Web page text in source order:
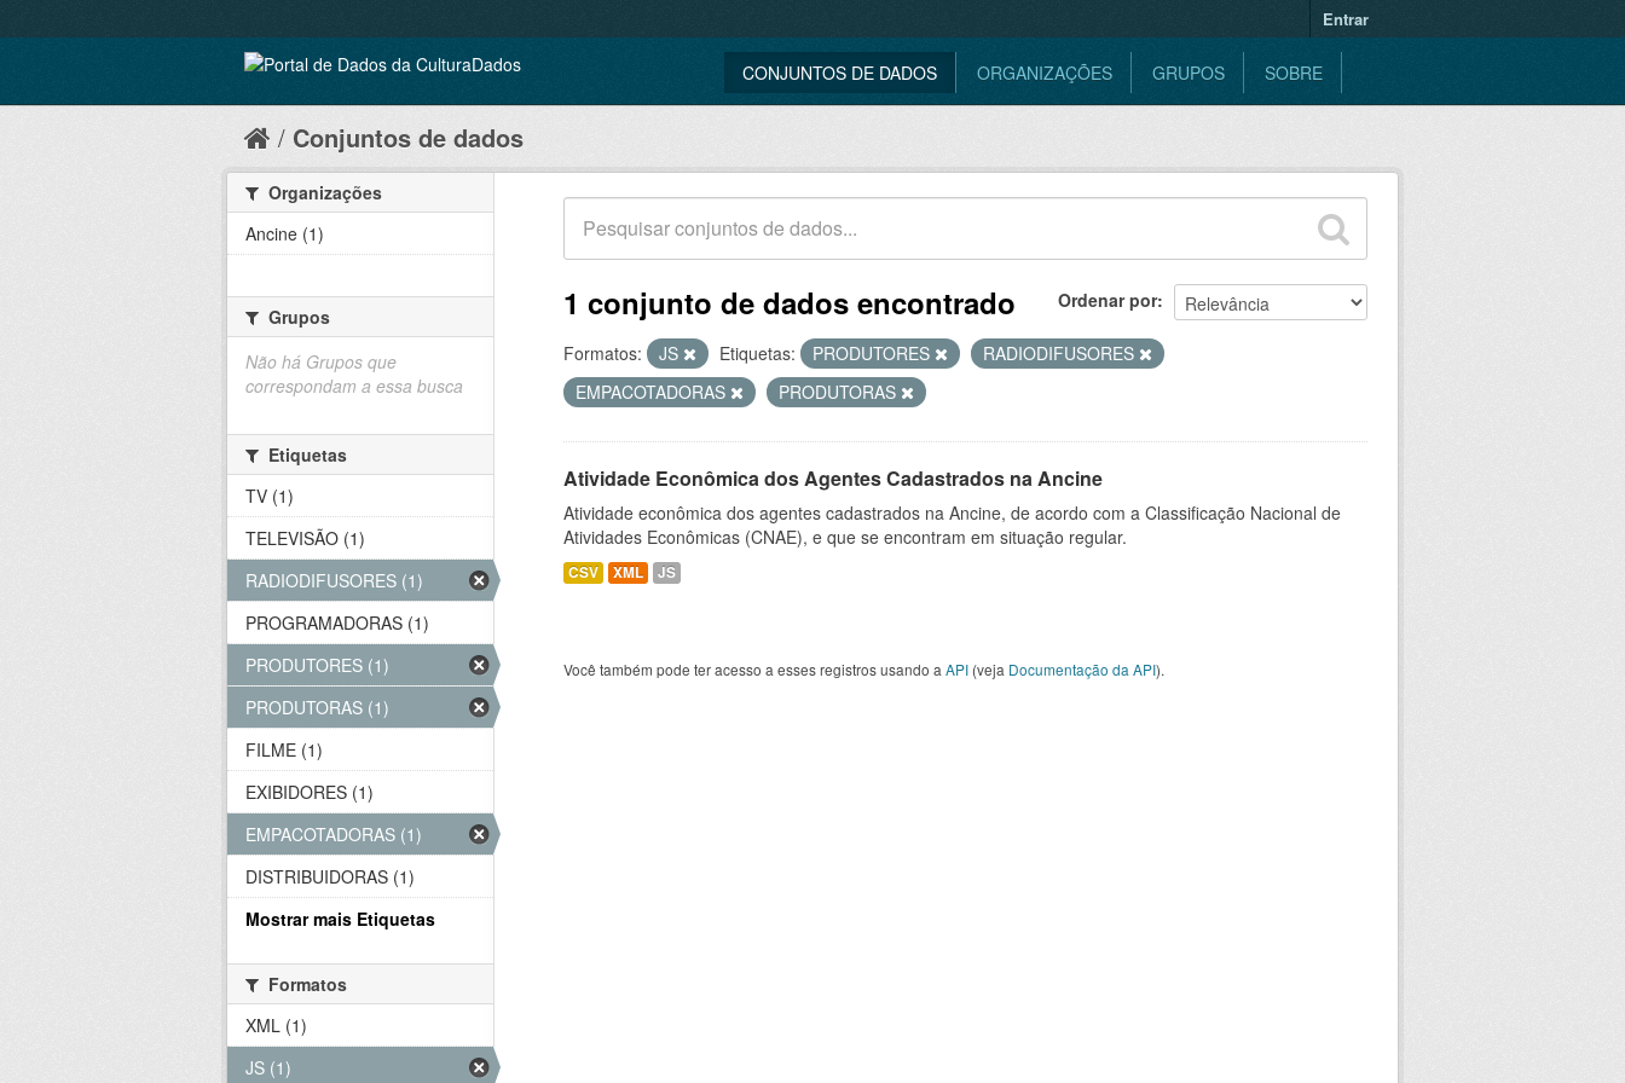
Entrar
CONJUNTOS DE DADOS ORGANIZAÇÕES GRUPOS SOBRE
Conjuntos de dados
Ordenar por
1 conjunto de dados encontrado
Formatos: JS Etiquetas: PRODUTORES
RADIODIFUSORES
EMPACOTADORAS
PRODUTORAS
Atividade Econômica dos Agentes Cadastrados na Ancine
Atividade econômica dos agentes cadastrados na Ancine, de acordo com a Classificação Nacional de
Atividades Econômicas (CNAE), e que se encontram em situação regular.
CSV XML JS
Você também pode ter acesso a esses registros usando a API (veja Documentação da API).
Organizações
Ancine (1)
Grupos
Não há Grupos que
correspondam a essa busca
Etiquetas
TV (1)
TELEVISÃO (1)
RADIODIFUSORES (1)
PROGRAMADORAS (1)
PRODUTORES (1)
PRODUTORAS (1)
FILME (1)
EXIBIDORES (1)
EMPACOTADORAS (1)
DISTRIBUIDORAS (1)
Mostrar mais Etiquetas
Formatos
XML (1)
JS (1)